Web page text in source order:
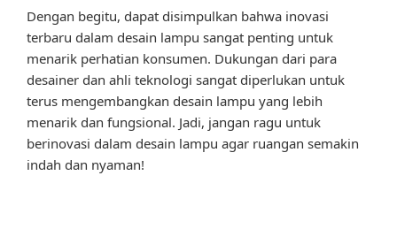
Dengan begitu, dapat disimpulkan bahwa inovasi
terbaru dalam desain lampu sangat penting untuk
menarik perhatian konsumen. Dukungan dari para
desainer dan ahli teknologi sangat diperlukan untuk
terus mengembangkan desain lampu yang lebih
menarik dan fungsional. Jadi, jangan ragu untuk
berinovasi dalam desain lampu agar ruangan semakin
indah dan nyaman!